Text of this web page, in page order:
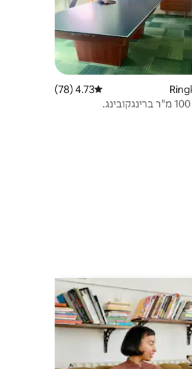
דירוג ממוצע של 4.73 מתוך 5, 78 ביקורות
4.73 (78)